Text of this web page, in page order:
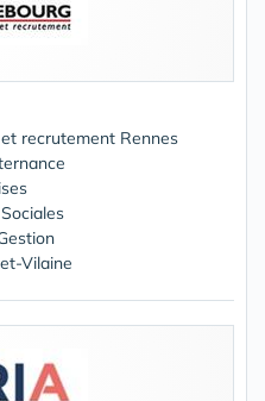
recrutement Rennes
Vilaine